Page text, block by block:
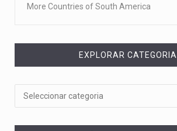
More Countries of South America
EXPLORAR